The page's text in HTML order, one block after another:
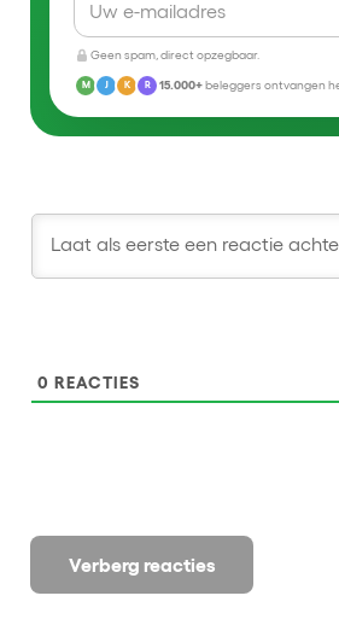
Geen spam, direct opzegbaar.
M J K R 15.000+ beleggers ontvangen
Verberg reacties
0 REACTIES